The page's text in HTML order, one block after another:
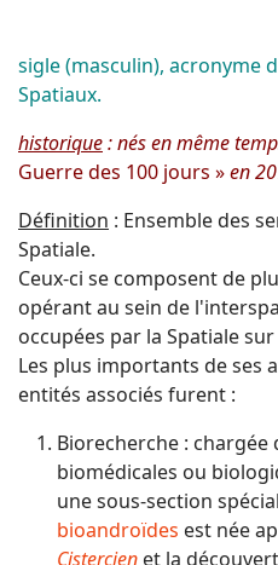
sigle (masculin), acronyme
Spatiaux.
historique: nés en même
Guerre des 100 jours »en
Définition : Ensemble des
Spatiale.
Ceux-ci se composent de
opérant au sein de
occupées par la Spatiale
Les plus importants de ses
entités associés furent :
Biorecherche :
biomédicales ou
une sous-section
bioandroïdes est née
Cistercien et la